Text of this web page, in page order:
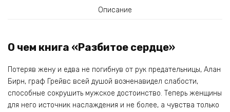
Описание
О чем книга «Разбитое сердце»
Потеряв жену и едва не погибнув от рук предательницы, Алан
Бирн, граф Грейвс всей душой возненавидел слабости,
способные сокрушить мужское достоинство. Теперь женщины
для него источник наслаждения и не более, а чувства только